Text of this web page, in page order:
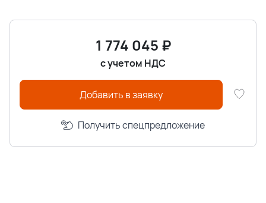
1 774 045 ₽
с учетом НДС
Добавить в заявку
Получить спецпредложение